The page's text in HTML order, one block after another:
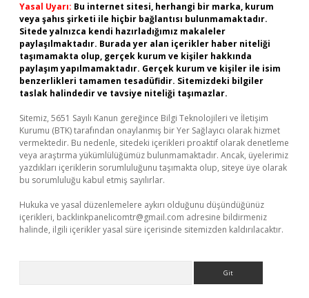
Yasal Uyarı: Bu internet sitesi, herhangi bir marka, kurum
veya şahıs şirketi ile hiçbir bağlantısı bulunmamaktadır.
Sitede yalnızca kendi hazırladığımız makaleler
paylaşılmaktadır. Burada yer alan içerikler haber niteliği
taşımamakta olup, gerçek kurum ve kişiler hakkında
paylaşım yapılmamaktadır. Gerçek kurum ve kişiler ile isim
benzerlikleri tamamen tesadüfidir. Sitemizdeki bilgiler
taslak halindedir ve tavsiye niteliği taşımazlar.
Sitemiz, 5651 Sayılı Kanun gereğince Bilgi Teknolojileri ve İletişim
Kurumu (BTK) tarafından onaylanmış bir Yer Sağlayıcı olarak hizmet
vermektedir. Bu nedenle, sitedeki içerikleri proaktif olarak denetleme
veya araştırma yükümlülüğümüz bulunmamaktadır. Ancak, üyelerimiz
yazdıkları içeriklerin sorumluluğunu taşımakta olup, siteye üye olarak
bu sorumluluğu kabul etmiş sayılırlar.
Hukuka ve yasal düzenlemelere aykırı olduğunu düşündüğünüz
içerikleri, backlinkpanelicomtr@gmail.com adresine bildirmeniz
halinde, ilgili içerikler yasal süre içerisinde sitemizden kaldırılacaktır.